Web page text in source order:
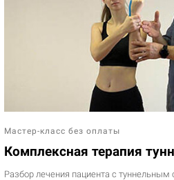
Мастер-класс без оплаты
Комплексная терапия
Разбор лечения пациента с